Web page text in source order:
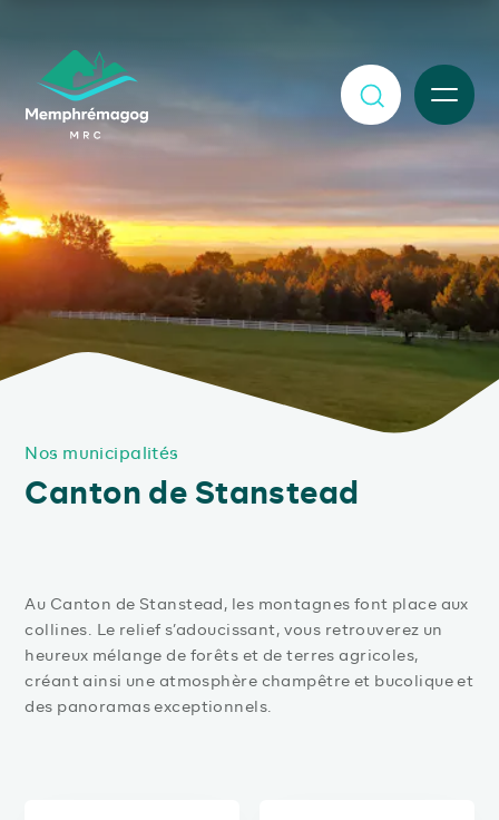
MENU
Nos municipalités
Canton de Stanstead
Au Canton de Stanstead, les montagnes font place aux
collines. Le relief s’adoucissant, vous retrouverez un
heureux mélange de forêts et de terres agricoles,
créant ainsi une atmosphère champêtre et bucolique et
des panoramas exceptionnels.